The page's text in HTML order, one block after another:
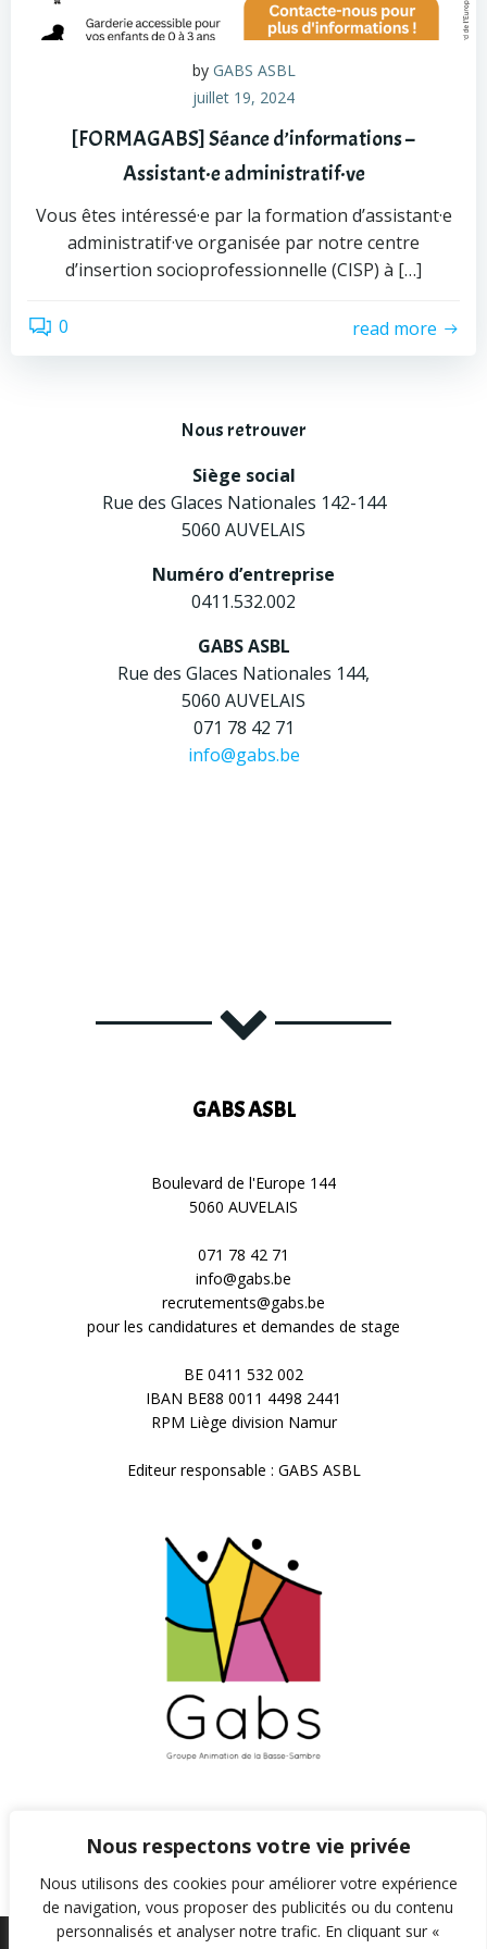
Nous respectons votre vie privée
Nous utilisons des cookies pour améliorer votre expérience
de navigation, vous proposer des publicités ou du contenu
personnalisés et analyser notre trafic. En cliquant sur «
by GABS ASBL
juillet 19, 2024
[FORMAGABS] Séance d’informations –
Assistant·e administratif·ve
Vous êtes intéressé·e par la formation d’assistant·e
administratif·ve organisée par notre centre
d’insertion socioprofessionnelle (CISP) à […]
0 read more
Nous retrouver
Siège social
Rue des Glaces Nationales 142-144
5060 AUVELAIS
Numéro d’entreprise
0411.532.002
GABS ASBL
Rue des Glaces Nationales 144,
5060 AUVELAIS
071 78 42 71
info@gabs.be
GABS ASBL
Boulevard de l'Europe 144
5060 AUVELAIS
071 78 42 71
info@gabs.be
recrutements@gabs.be
pour les candidatures et demandes de stage
BE 0411 532 002
IBAN BE88 0011 4498 2441
RPM Liège division Namur
Editeur responsable : GABS ASBL